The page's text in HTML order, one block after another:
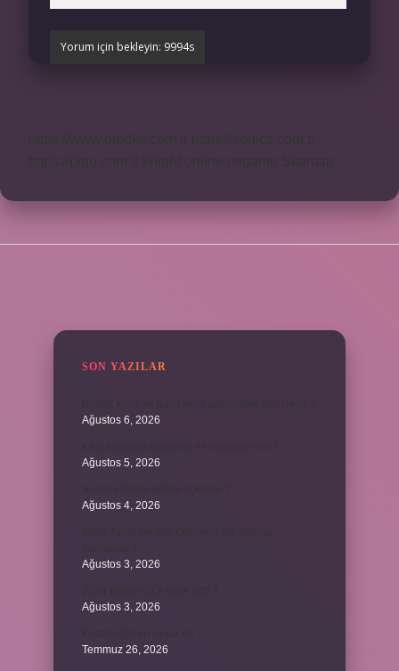
SON YAZILAR
Ağustos 6, 2026
Ağustos 5, 2026
Ağustos 4, 2026
Ağustos 3, 2026
Ağustos 3, 2026
Temmuz 26, 2026